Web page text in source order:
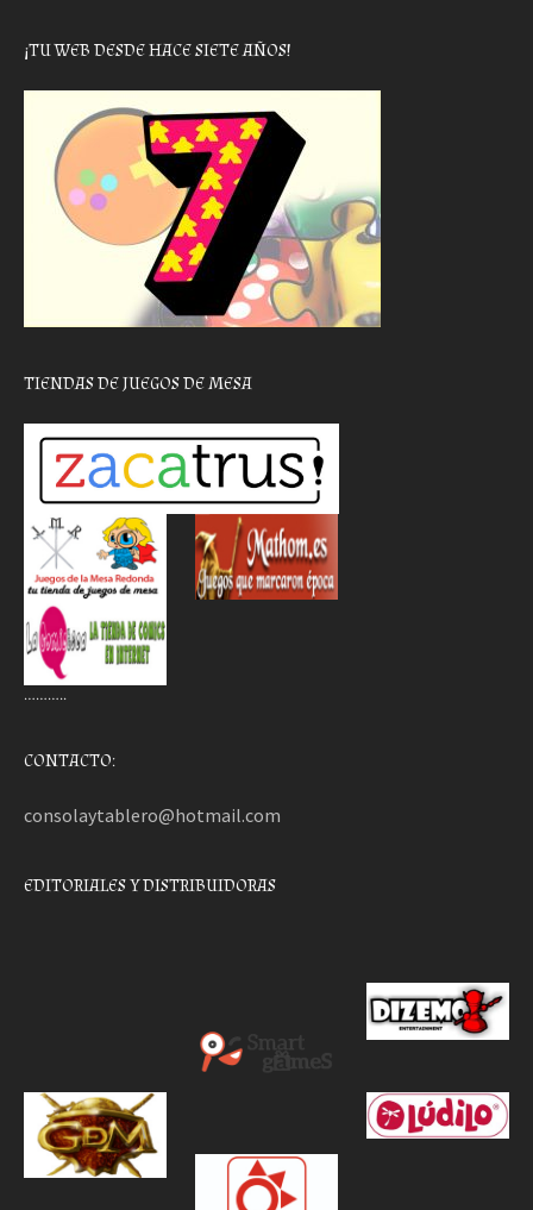
¡TU WEB DESDE HACE SIETE AÑOS!
TIENDAS DE JUEGOS DE MESA
………..
CONTACTO:
consolaytablero@hotmail.com
EDITORIALES Y DISTRIBUIDORAS